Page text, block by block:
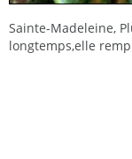
Sainte-Madeleine,
longtemps,elle